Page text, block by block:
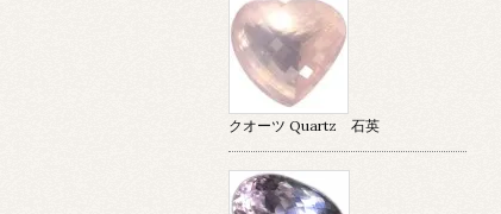
クオーツ Quartz 石英